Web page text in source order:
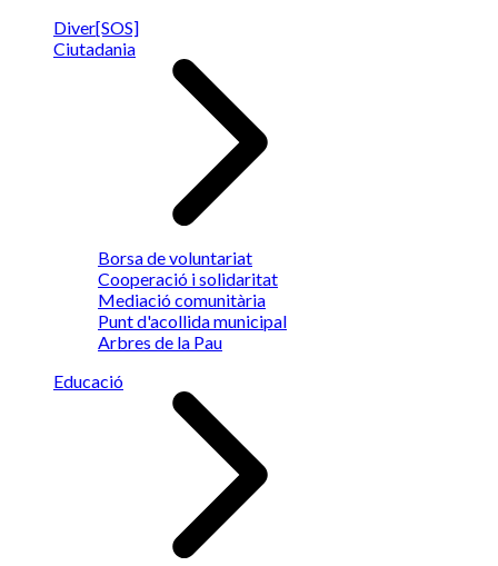
Diver[SOS]
Ciutadania
Borsa de voluntariat
Cooperació i solidaritat
Mediació comunitària
Punt d'acollida municipal
Arbres de la Pau
Educació